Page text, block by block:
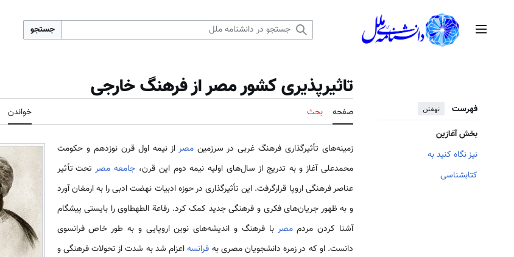
منوی اصلی جستجو
فهرست نهفتن
بخش آغازین
نیز نگاه کنید به
کتابشناسی
تاثيرپذیری کشور مصر از فرهنگ خارجی
صفحه بحث خواندن
زمینه­‌های تأثیرگذاری فرهنگ غربی در سرزمینمصر از نیمه اول قرن نوزدهم و حکومت
محمدعلی آغاز و به تدریج از سال‌­های اولیه نیمه دوم این قرن، جامعه مصرتحت تأثیر
عناصر فرهنگی اروپا قرارگرفت. این تأثیرگذاری در حوزه ادبیات نهضت ادبی را به ارمغان آورد
و به ظهور جریان­‌های فکری و فرهنگی جدید کمک کرد. رفاعة الطهطاوی را بایستی پیشگام
آشنا کردن مردممصر با فرهنگ و اندیشه‌­های نوین اروپایی و به طور خاص فرانسوی
دانست. او که در زمره دانشجویان مصری به فرانسهاعزام شد به شدت از تحولات فرهنگی و